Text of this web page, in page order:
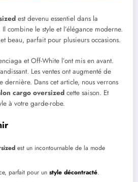
est devenu essentiel dans la
Il combine le style et l’élégance moderne.
beau, parfait pour plusieurs occasions.
et Off-White l’ont mis en avant.
Les ventes ont augmenté de
dernière. Dans cet article, nous verrons
cargo oversized cette saison. Et
à votre garde-robe.
est un incontournable de la mode
parfait pour un style décontracté.